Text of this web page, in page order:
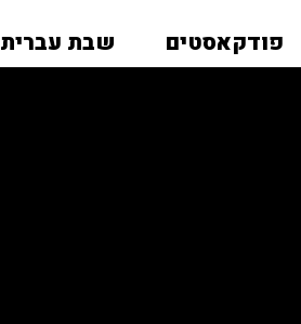
פודקאסטים שבת עברית